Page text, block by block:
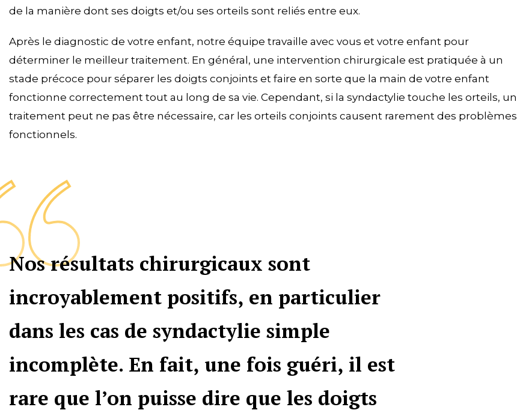
de la manière dont ses doigts et/ou ses orteils sont reliés entre eux.
Après le diagnostic de votre enfant, notre équipe travaille avec vous et votre enfant pour
déterminer le meilleur traitement. En général, une intervention chirurgicale est pratiquée à un
stade précoce pour séparer les doigts conjoints et faire en sorte que la main de votre enfant
fonctionne correctement tout au long de sa vie. Cependant, si la syndactylie touche les orteils, un
traitement peut ne pas être nécessaire, car les orteils conjoints causent rarement des problèmes
fonctionnels.
Nos résultats chirurgicaux sont
incroyablement positifs, en particulier
dans les cas de syndactylie simple
incomplète. En fait, une fois guéri, il est
rare que l’on puisse dire que les doigts